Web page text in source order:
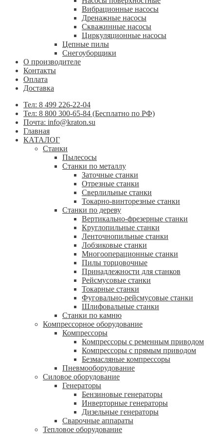
Вибрационные насосы
Дренажные насосы
Скважинные насосы
Циркуляционные насосы
Цепные пилы
Снегоуборщики
О производителе
Контакты
Оплата
Доставка
Тел: 8 499 226-22-04
Тел: 8 800 300-65-84 (Бесплатно по РФ)
Почта: info@kraton.su
Главная
КАТАЛОГ
Станки
Пылесосы
Станки по металлу
Заточные станки
Отрезные станки
Сверлильные станки
Токарно-винторезные станки
Станки по дереву
Вертикально-фрезерные станки
Круглопильные станки
Ленточнопильные станки
Лобзиковые станки
Многооперационные станки
Пилы торцовочные
Принадлежности для станков
Рейсмусовые станки
Токарные станки
Фуговально-рейсмусовые станки
Шлифовальные станки
Станки по камню
Компрессорное оборудование
Компрессоры
Компрессоры с ременным приводом
Компрессоры с прямым приводом
Безмасляные компрессоры
Пневмооборудование
Силовое оборудование
Генераторы
Бензиновые генераторы
Инверторные генераторы
Дизельные генераторы
Сварочные аппараты
Тепловое оборудование